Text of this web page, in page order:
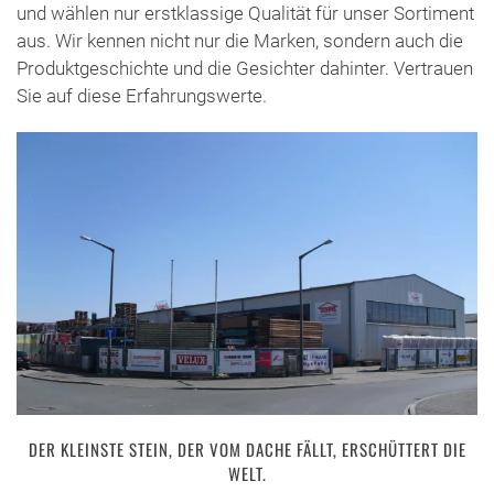
und wählen nur erstklassige Qualität für unser Sortiment
aus. Wir kennen nicht nur die Marken, sondern auch die
Produktgeschichte und die Gesichter dahinter. Vertrauen
Sie auf diese Erfahrungswerte.
DER KLEINSTE STEIN, DER VOM DACHE FÄLLT, ERSCHÜTTERT DIE
WELT.